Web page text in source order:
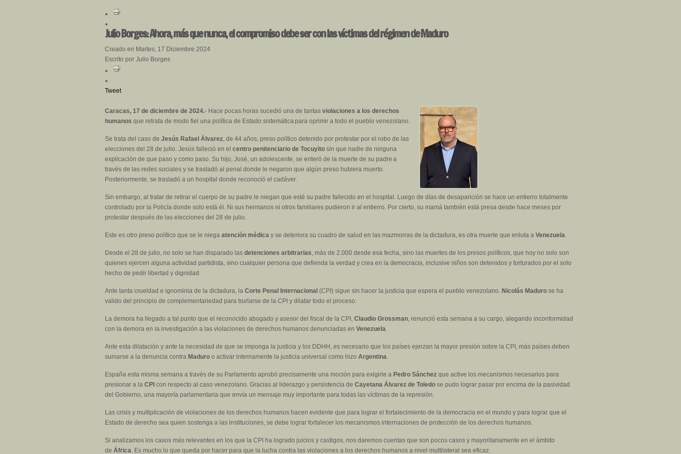
Julio Borges: Ahora, más que nunca, el compromiso debe ser con las víctimas del régimen de Maduro
Creado en Martes, 17 Diciembre 2024
Escrito por Julio Borges
Tweet
Caracas, 17 de diciembre de 2024.- Hace pocas horas sucedió una de tantas violaciones a los derechos
humanos que retrata de modo fiel una política de Estado sistemática para oprimir a todo el pueblo venezolano.
Se trata del caso de Jesús Rafael Álvarez, de 44 años, preso político detenido por protestar por el robo de las
elecciones del 28 de julio. Jesús falleció en el centro penitenciario de Tocuyito sin que nadie de ninguna
explicación de que paso y como paso. Su hijo, José, un adolescente, se enteró de la muerte de su padre a
través de las redes sociales y se trasladó al penal donde le negaron que algún preso hubiera muerto.
Posteriormente, se trasladó a un hospital donde reconoció el cadáver.
Sin embargo, al tratar de retirar el cuerpo de su padre le niegan que esté su padre fallecido en el hospital. Luego de días de desaparición se hace un entierro totalmente
controlado por la Policía donde solo está él. Ni sus hermanos ni otros familiares pudieron ir al entierro. Por cierto, su mamá también está presa desde hace meses por
protestar después de las elecciones del 28 de julio.
Este es otro preso político que se le niega atención médica y se deteriora su cuadro de salud en las mazmorras de la dictadura, es otra muerte que enluta a Venezuela.
Desde el 28 de julio, no solo se han disparado las detenciones arbitrarias, más de 2.000 desde esa fecha, sino las muertes de los presos políticos, que hoy no solo son
quienes ejercen alguna actividad partidista, sino cualquier persona que defienda la verdad y crea en la democracia, inclusive niños son detenidos y torturados por el solo
hecho de pedir libertad y dignidad.
Ante tanta crueldad e ignominia de la dictadura, la Corte Penal Internacional (CPI) sigue sin hacer la justicia que espera el pueblo venezolano. Nicolás Maduro se ha
valido del principio de complementariedad para burlarse de la CPI y dilatar todo el proceso.
La demora ha llegado a tal punto que el reconocido abogado y asesor del fiscal de la CPI, Claudio Grossman, renunció esta semana a su cargo, alegando inconformidad
con la demora en la investigación a las violaciones de derechos humanos denunciadas en Venezuela.
Ante esta dilatación y ante la necesidad de que se imponga la justicia y los DDHH, es necesario que los países ejerzan la mayor presión sobre la CPI, más países deben
sumarse a la denuncia contra Maduro o activar internamente la justicia universal como hizo Argentina.
España esta misma semana a través de su Parlamento aprobó precisamente una moción para exigirle a Pedro Sánchez que active los mecanismos necesarios para
presionar a la CPI con respecto al caso venezolano. Gracias al liderazgo y persistencia de Cayetana Álvarez de Toledo se pudo lograr pasar por encima de la pasividad
del Gobierno, una mayoría parlamentaria que envía un mensaje muy importante para todas las víctimas de la represión.
Las crisis y multiplicación de violaciones de los derechos humanos hacen evidente que para lograr el fortalecimiento de la democracia en el mundo y para lograr que el
Estado de derecho sea quien sostenga a las instituciones, se debe lograr fortalecer los mecanismos internaciones de protección de los derechos humanos.
Si analizamos los casos más relevantes en los que la CPI ha logrado juicios y castigos, nos daremos cuentas que son pocos casos y mayoritariamente en el ámbito
de África. Es mucho lo que queda por hacer para que la lucha contra las violaciones a los derechos humanos a nivel multilateral sea eficaz.